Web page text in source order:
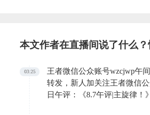
本文作者在直播间说了什么
03:25
王者微信公众账号wzcjwp午
转发，新人加关注王者微信
日午评：《8.7午评|主旋律！